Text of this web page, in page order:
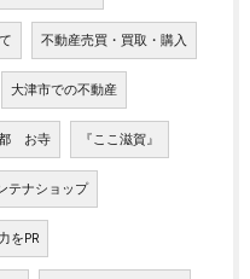
不動産売買・買取・購入
大津市での不動産
お寺 『ここ滋賀』
テナショップ
をPR